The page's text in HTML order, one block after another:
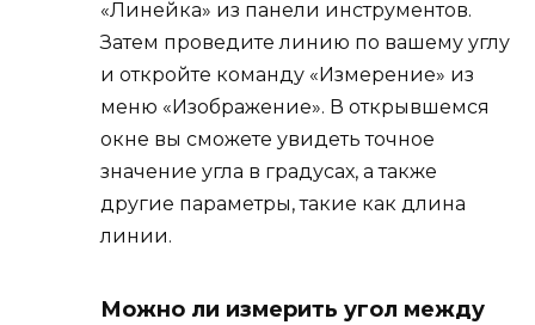
«Линейка» из панели инструментов.
Затем проведите линию по вашему углу
и откройте команду «Измерение» из
меню «Изображение». В открывшемся
окне вы сможете увидеть точное
значение угла в градусах, а также
другие параметры, такие как длина
линии.
Можно ли измерить угол между